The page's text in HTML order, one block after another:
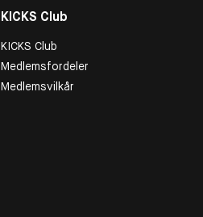
KICKS Club
KICKS Club
Medlemsfordeler
Medlemsvilkår